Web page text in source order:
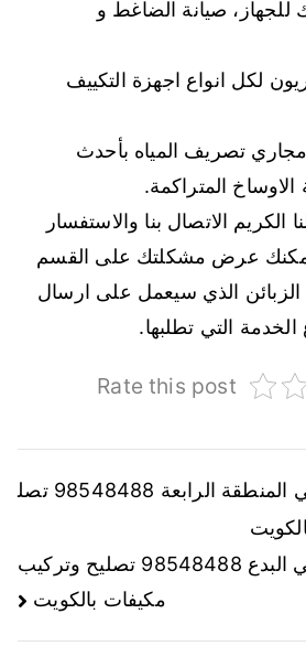
صيانة الضاغط و
لكل انواع اجهزة التكييف
تصريف المياه بأحدث
الاوساخ المتراكمة.
الكريم الاتصال بنا والاستفسار
يمكنك عرض مشكلتك على القسم
الذي سيعمل على ارسال
التي تطلبها.
Rate this post
فني تكييف باكستاني المنطقة الرابعة 98548488 تصل
فني تكييف باكستاني البدع 98548488 تصليح وتركيب
مكيفات بالكويت